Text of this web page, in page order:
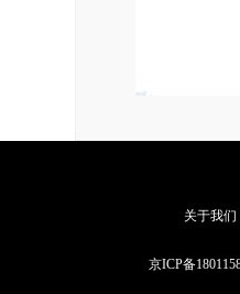
关于我们
京ICP备